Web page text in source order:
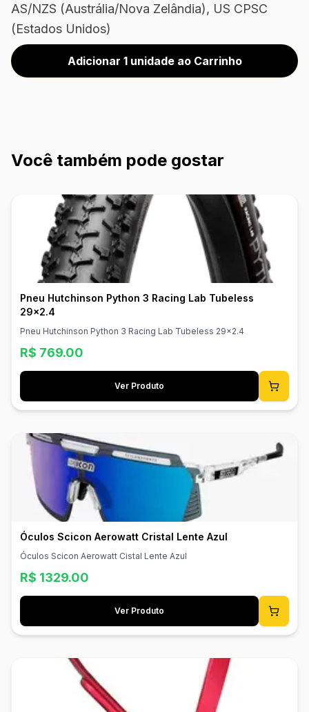
AS/NZS (Austrália/Nova Zelândia), US CPSC
(Estados Unidos)
Adicionar 1 unidade ao Carrinho
Você também pode gostar
Pneu Hutchinson Python 3 Racing Lab Tubeless
29x2.4
Pneu Hutchinson Python 3 Racing Lab Tubeless 29x2.4
R$ 769.00
Ver Produto
Óculos Scicon Aerowatt Cristal Lente Azul
Óculos Scicon Aerowatt Cistal Lente Azul
R$ 1329.00
Ver Produto